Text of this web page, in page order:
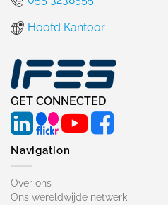
Hoofd Kantoor
GET CONNECTED
Navigation
Over ons
Ons wereldwijde netwerk